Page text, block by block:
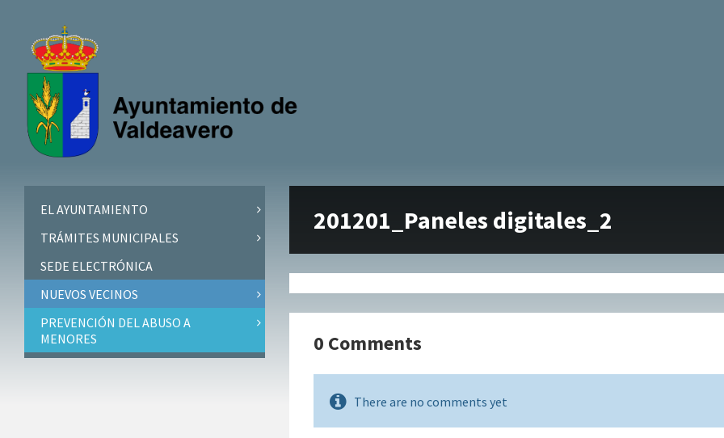
content
sidebar
sidebar
201201_Paneles digitales_2
0 Comments
There are no comments yet
EL AYUNTAMIENTO
TRÁMITES MUNICIPALES
SEDE ELECTRÓNICA
NUEVOS VECINOS
PREVENCIÓN DEL ABUSO A
MENORES